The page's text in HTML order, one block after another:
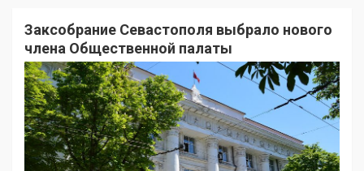
Заксобрание Севастополя выбрало нового
члена Общественной палаты